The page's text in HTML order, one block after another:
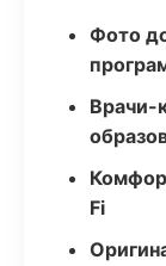
Фото
Врачи-
Fi